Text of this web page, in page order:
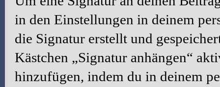
in den Einstellungen in deinem
die Signatur erstellt und
Kästchen „Signatur anhängen“
hinzufügen, indem du in deinem